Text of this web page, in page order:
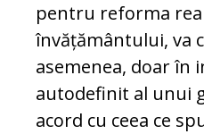
pentru reforma
învățământului, va
asemenea, doar în
autodefinit al unui
acord cu ceea ce